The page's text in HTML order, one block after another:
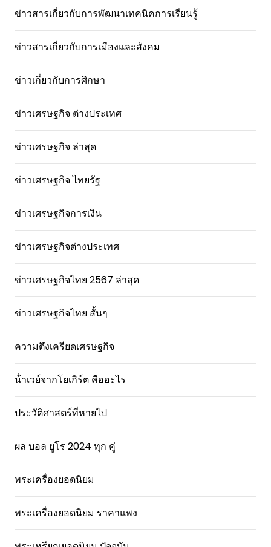
ข่าวสารเกี่ยวกับการพัฒนาเทคนิคการเรียนรู้
ข่าวสารเกี่ยวกับการเมืองและสังคม
ข่าวเกี่ยวกับการศึกษา
ข่าวเศรษฐกิจ ต่างประเทศ
ข่าวเศรษฐกิจ ล่าสุด
ข่าวเศรษฐกิจ ไทยรัฐ
ข่าวเศรษฐกิจการเงิน
ข่าวเศรษฐกิจต่างประเทศ
ข่าวเศรษฐกิจไทย 2567 ล่าสุด
ข่าวเศรษฐกิจไทย สั้นๆ
ความตึงเครียดเศรษฐกิจ
น้ําเวย์จากโยเกิร์ต คืออะไร
ประวัติศาสตร์ที่หายไป
ผล บอล ยูโร 2024 ทุก คู่
พระเครื่องยอดนิยม
พระเครื่องยอดนิยม ราคาแพง